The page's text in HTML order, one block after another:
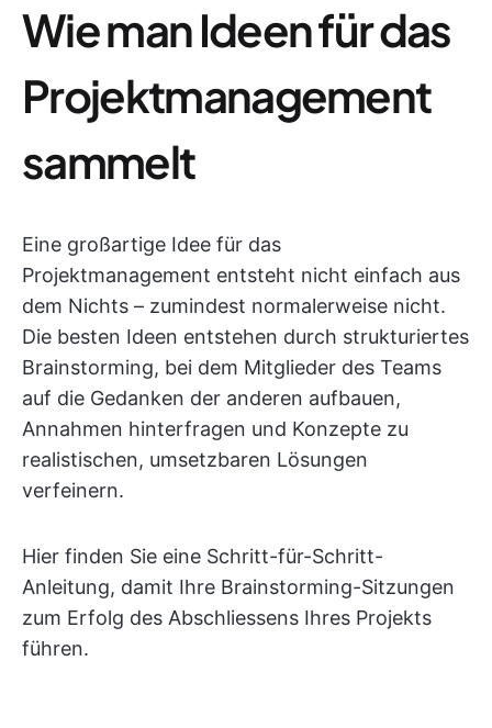
Wie man Ideen für das
Projektmanagement
sammelt
Eine großartige Idee für das
Projektmanagement entsteht nicht einfach aus
dem Nichts – zumindest normalerweise nicht.
Die besten Ideen entstehen durch strukturiertes
Brainstorming, bei dem Mitglieder des Teams
auf die Gedanken der anderen aufbauen,
Annahmen hinterfragen und Konzepte zu
realistischen, umsetzbaren Lösungen
verfeinern.
Hier finden Sie eine Schritt-für-Schritt-
Anleitung, damit Ihre Brainstorming-Sitzungen
zum Erfolg des Abschliessens Ihres Projekts
führen.